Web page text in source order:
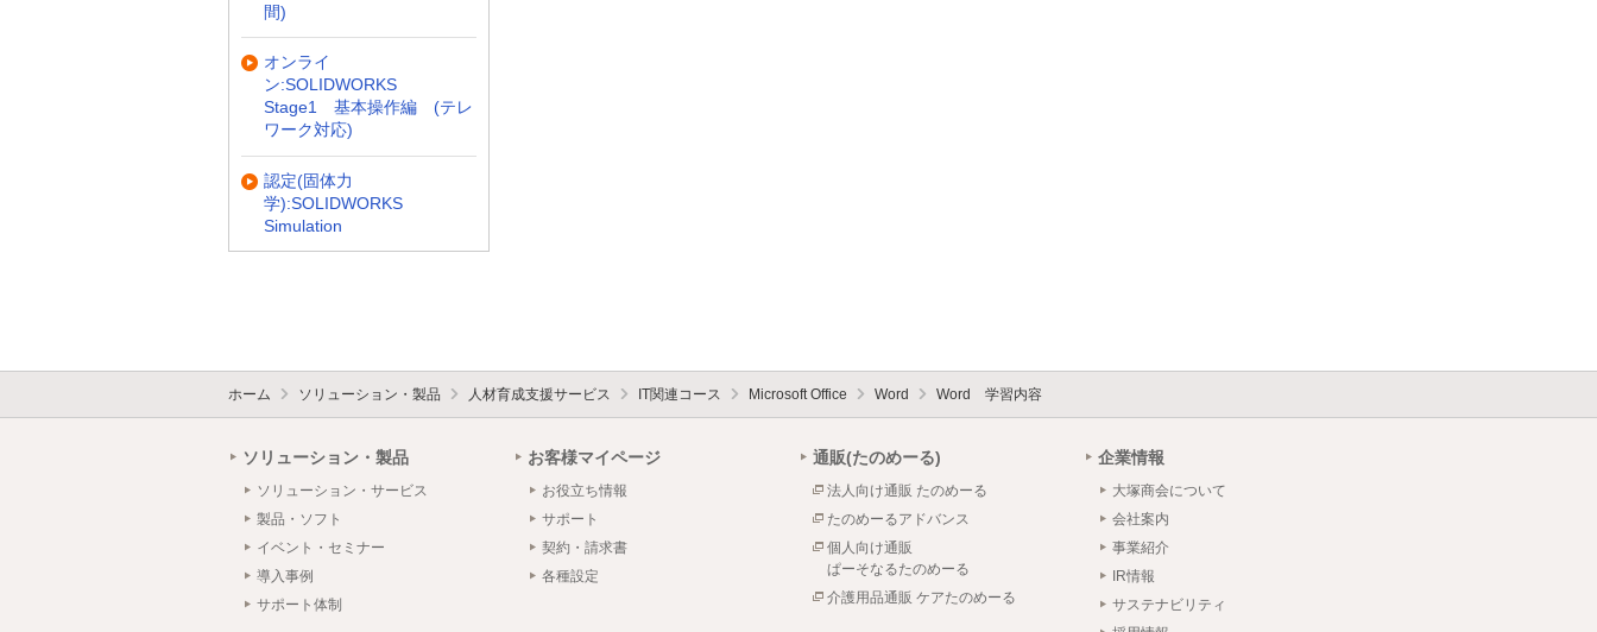
間)
オンライ
ン:SOLIDWORKS
Stage1 基本操作編 (テレ
ワーク対応)
認定(固体力
学):SOLIDWORKS
Simulation
ホーム ソリューション・製品 人材育成支援サービス IT関連コース Microsoft Office Word Word 学習内容
ソリューション・製品
ソリューション・サービス
製品・ソフト
イベント・セミナー
導入事例
サポート体制
お客様マイページ
お役立ち情報
サポート
契約・請求書
各種設定
通販(たのめーる)
法人向け通販 たのめーる
たのめーるアドバンス
個人向け通販
ぱーそなるたのめーる
介護用品通販 ケアたのめーる
企業情報
大塚商会について
会社案内
事業紹介
IR情報
サステナビリティ